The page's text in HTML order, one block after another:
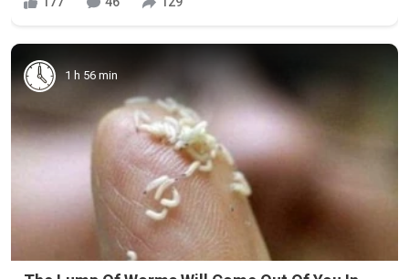
1 h 56 min